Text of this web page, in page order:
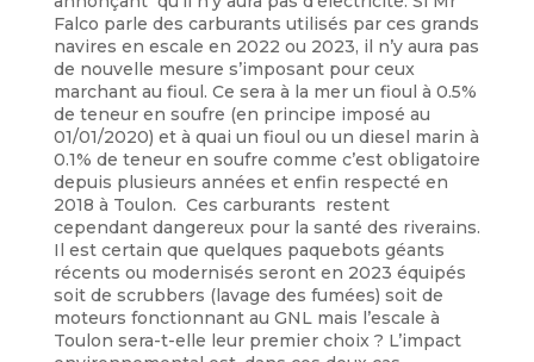
Falco parle des carburants utilisés par ces grands
navires en escale en 2022 ou 2023, il n’y aura pas
de nouvelle mesure s’imposant pour ceux
marchant au fioul. Ce sera à la mer un fioul à 0.5%
de teneur en soufre (en principe imposé au
01/01/2020) et à quai un fioul ou un diesel marin à
0.1% de teneur en soufre comme c’est obligatoire
depuis plusieurs années et enfin respecté en
2018 à Toulon. Ces carburants restent
cependant dangereux pour la santé des riverains.
Il est certain que quelques paquebots géants
récents ou modernisés seront en 2023 équipés
soit de scrubbers (lavage des fumées) soit de
moteurs fonctionnant au GNL mais l’escale à
Toulon sera-t-elle leur premier choix ? L’impact